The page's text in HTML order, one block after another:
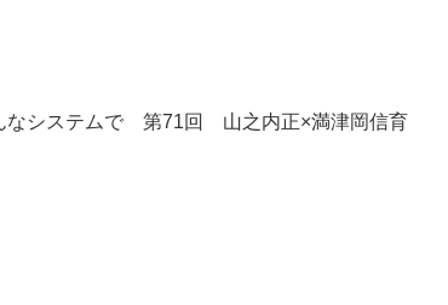
なシステムで 第71回 山之内正×満津岡信育